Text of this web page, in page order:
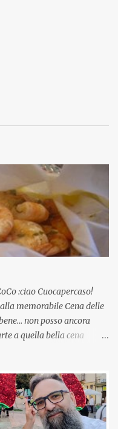
:ciao Cuocapercaso!
memorabile Cena delle
non posso ancora
a quella bella cena
e cerco degli spunti...
prossima non preparo
fine anno organizzato dai
bella idea! Cuocapercaso :